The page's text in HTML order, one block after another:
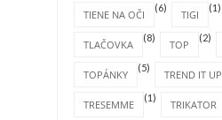
TIENE NA OČI
(6)
TIGI
(1)
TLAČOVKA
(8)
TOP
(2)
TOPÁNKY
(5)
TREND IT UP
TRESEMME
(1)
TRIKATOR